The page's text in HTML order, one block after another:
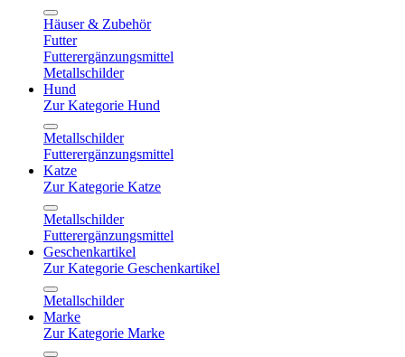
Häuser & Zubehör
Futter
Futterergänzungsmittel
Metallschilder
Hund
Zur Kategorie Hund
Metallschilder
Futterergänzungsmittel
Katze
Zur Kategorie Katze
Metallschilder
Futterergänzungsmittel
Geschenkartikel
Zur Kategorie Geschenkartikel
Metallschilder
Marke
Zur Kategorie Marke